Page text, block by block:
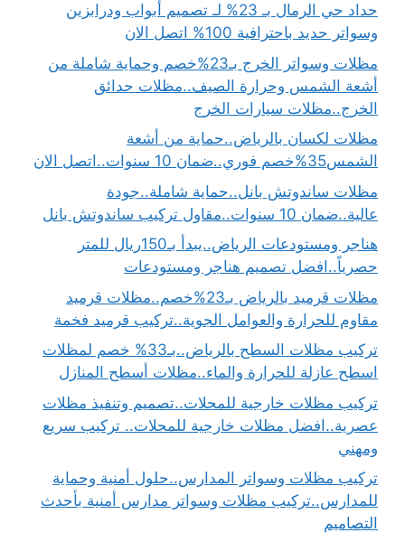
حداد حي الرمال بـ 23% لـ تصميم أبواب ودرابزين
وسواتر حديد باحترافية 100% اتصل الان
مظلات وسواتر الخرج بـ23%خصم وحماية شاملة من
أشعة الشمس وحرارة الصيف..مظلات حدائق
الخرج..مظلات سيارات الخرج
مظلات لكسان بالرياض..حماية من أشعة
الشمس35%خصم فوري..ضمان 10 سنوات..اتصل الان
مظلات ساندوتش بانل..حماية شاملة..جودة
عالية..ضمان 10 سنوات..مقاول تركيب ساندوتش بانل
هناجر ومستودعات الرياض..يبدأ بـ150ريال للمتر
حصرياً..افضل تصميم هناجر ومستودعات
مظلات قرميد بالرياض بـ23%خصم..مظلات قرميد
مقاوم للحرارة والعوامل الجوية..تركيب قرميد فخمة
تركيب مظلات السطح بالرياض..بـ33% خصم لمظلات
اسطح عازلة للحرارة والماء..مظلات أسطح المنازل
تركيب مظلات خارجية للمحلات..تصميم وتنفيذ مظلات
عصرية..افضل مظلات خارجية للمحلات.. تركيب سريع
ومهني
تركيب مظلات وسواتر المدارس..حلول أمنية وحماية
للمدارس..تركيب مظلات وسواتر مدارس أمنية بأحدث
التصاميم